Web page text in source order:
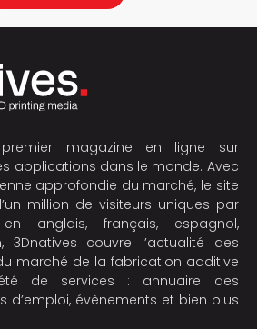
magazine en ligne sur
applications dans le monde. Avec
approfondie du marché, le site
million de visiteurs uniques par
anglais, français, espagnol,
3Dnatives couvre l’actualité des
marché de la fabrication additive
de services : annuaire des
d’emploi, évènements et bien plus